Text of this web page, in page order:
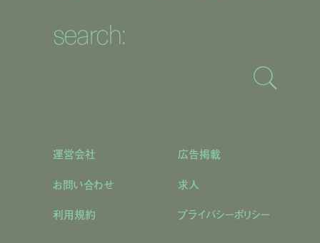
search:
運営会社
広告掲載
お問い合わせ
求人
利用規約
プライバシーポリシー